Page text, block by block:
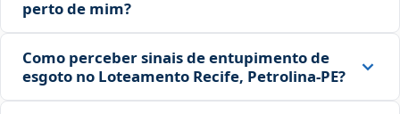
perto de mim?
Como perceber sinais de entupimento de
esgoto no Loteamento Recife, Petrolina‑PE?